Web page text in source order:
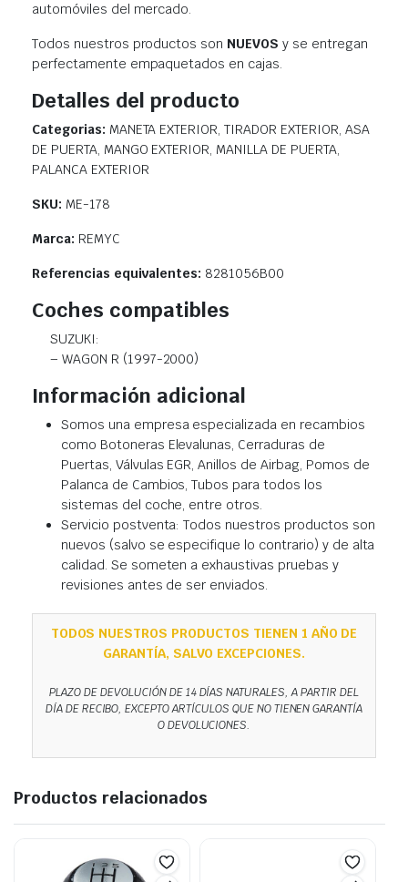
automóviles del mercado.
Todos nuestros productos son NUEVOS y se entregan
perfectamente empaquetados en cajas.
Detalles del producto
Categorias: MANETA EXTERIOR, TIRADOR EXTERIOR, ASA
DE PUERTA, MANGO EXTERIOR, MANILLA DE PUERTA,
PALANCA EXTERIOR
SKU: ME-178
Marca: REMYC
Referencias equivalentes: 8281056B00
Coches compatibles
SUZUKI:
– WAGON R (1997-2000)
Información adicional
Somos una empresa especializada en recambios
como Botoneras Elevalunas, Cerraduras de
Puertas, Válvulas EGR, Anillos de Airbag, Pomos de
Palanca de Cambios, Tubos para todos los
sistemas del coche, entre otros.
Servicio postventa: Todos nuestros productos son
nuevos (salvo se especifique lo contrario) y de alta
calidad. Se someten a exhaustivas pruebas y
revisiones antes de ser enviados.
TODOS NUESTROS PRODUCTOS TIENEN 1 AÑO DE
GARANTÍA, SALVO EXCEPCIONES.
PLAZO DE DEVOLUCIÓN DE 14 DÍAS NATURALES, A PARTIR DEL
DÍA DE RECIBO, EXCEPTO ARTÍCULOS QUE NO TIENEN GARANTÍA
O DEVOLUCIONES.
Productos relacionados